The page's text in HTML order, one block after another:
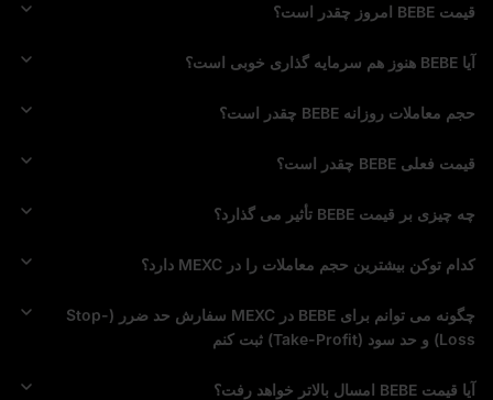
قیمت BEBE امروز چقدر است؟
آیا BEBE هنوز هم سرمایه‌ گذاری خوبی است؟
حجم معاملات روزانه BEBE چقدر است؟
قیمت فعلی BEBE چقدر است؟
چه چیزی بر قیمت BEBE تأثیر می‌ گذارد؟
کدام توکن بیشترین حجم معاملات را در MEXC دارد؟
چگونه می‌ توانم برای BEBE در MEXC سفارش حد ضرر (Stop-
Loss) و حد سود (Take-Profit) ثبت کنم
آیا قیمت BEBE امسال بالاتر خواهد رفت؟